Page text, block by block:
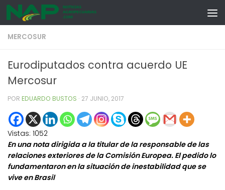
Skip to content
MERCOSUR
Eurodiputados contra acuerdo UE
Mercosur
POR EDUARDO BUSTOS · 27 JUNIO, 2017
Vistas: 1052
En una nota dirigida a la titular de la responsable de las
relaciones exteriores de la Comisión Europea. El pedido lo
fundamentaron en la situación de inestabilidad que se
vive en Brasil